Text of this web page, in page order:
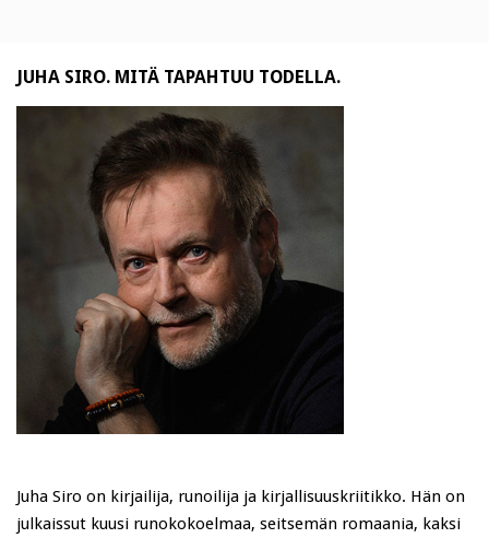
JUHA SIRO. MITÄ TAPAHTUU TODELLA.
Juha Siro on kirjailija, runoilija ja kirjallisuuskriitikko. Hän on
julkaissut kuusi runokokoelmaa, seitsemän romaania, kaksi